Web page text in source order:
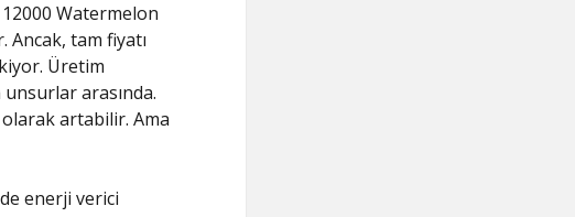
Watermelon
Ancak, tam fiyatı
Üretim
arasında.
artabilir. Ama
enerji verici